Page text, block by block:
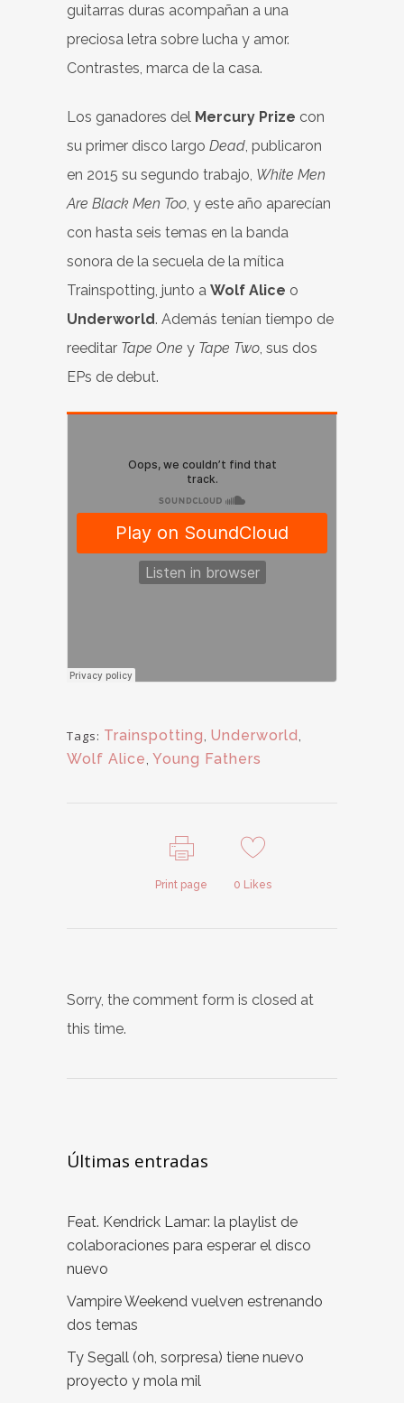
guitarras duras acompañan a una
preciosa letra sobre lucha y amor.
Contrastes, marca de la casa.
Los ganadores del Mercury Prize con
su primer disco largo Dead, publicaron
en 2015 su segundo trabajo, White Men
Are Black Men Too, y este año aparecían
con hasta seis temas en la banda
sonora de la secuela de la mítica
Trainspotting, junto a Wolf Alice o
Underworld. Además tenían tiempo de
reeditar Tape One y Tape Two, sus dos
EPs de debut.
Tags: Trainspotting, Underworld,
Wolf Alice, Young Fathers
Print page 0 Likes
Sorry, the comment form is closed at
this time.
Últimas entradas
Feat. Kendrick Lamar: la playlist de
colaboraciones para esperar el disco
nuevo
Vampire Weekend vuelven estrenando
dos temas
Ty Segall (oh, sorpresa) tiene nuevo
proyecto y mola mil